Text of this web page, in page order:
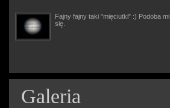
Fajny fajny taki "mięciutki" :) Podoba mi
się.
Galeria